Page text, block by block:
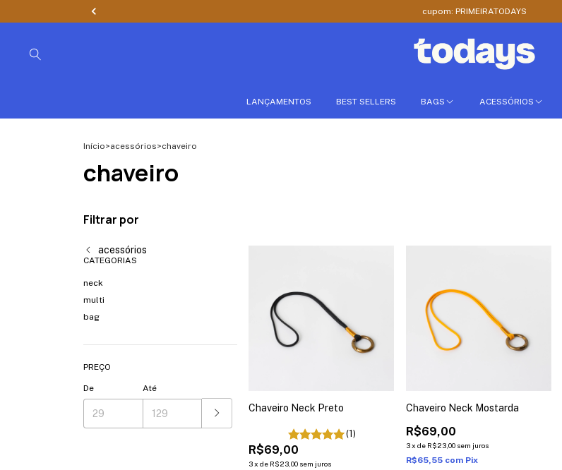
cupom: PRIMEIRATODAYS
LANÇAMENTOS BEST SELLERS BAGS ACESSÓRIOS
Início>acessórios>chaveiro
chaveiro
Filtrar por
acessórios
CATEGORIAS
neck
multi
bag
PREÇO
De Até
Chaveiro Neck Preto
(1)
R$69,00
3xde R$23,00 sem juros
Chaveiro Neck Mostarda
R$69,00
3x de R$23,00 sem juros
R$65,55 com Pix